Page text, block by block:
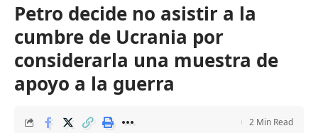
Petro decide no asistir a la
cumbre de Ucrania por
considerarla una muestra de
apoyo a la guerra
2 Min Read